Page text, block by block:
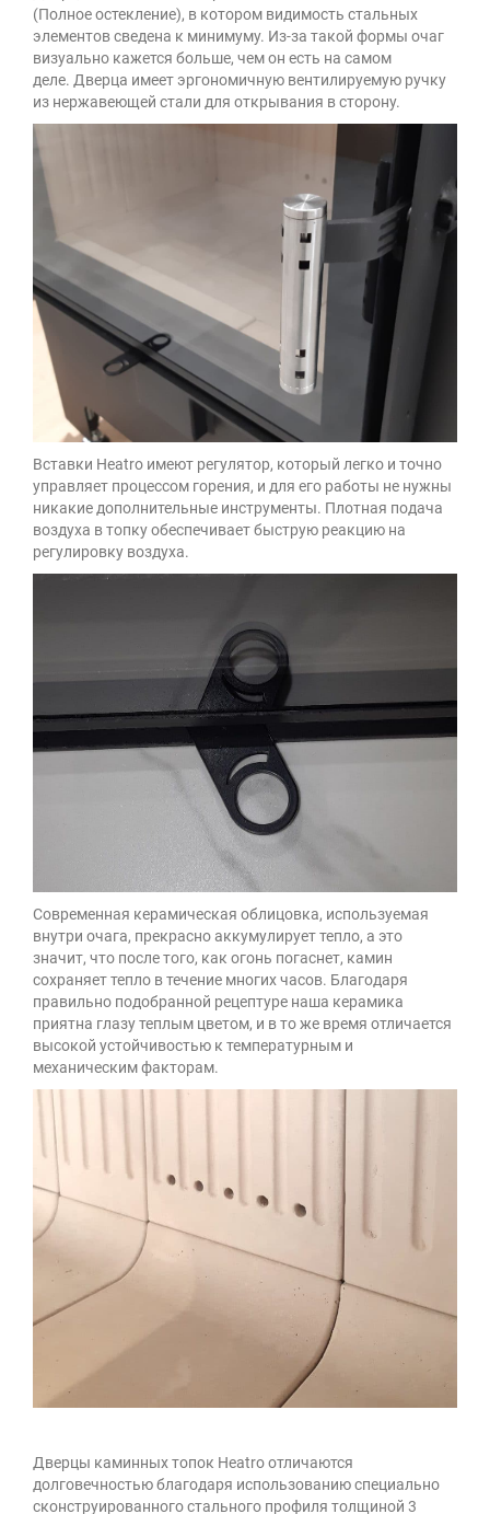
(Полное остекление), в котором видимость стальных
элементов сведена к минимуму. Из-за такой формы очаг
визуально кажется больше, чем он есть на самом
деле. Дверца имеет эргономичную вентилируемую ручку
из нержавеющей стали для открывания в сторону.
Вставки Heatro имеют регулятор, который легко и точно
управляет процессом горения, и для его работы не нужны
никакие дополнительные инструменты. Плотная подача
воздуха в топку обеспечивает быструю реакцию на
регулировку воздуха.
Современная керамическая облицовка, используемая
внутри очага, прекрасно аккумулирует тепло, а это
значит, что после того, как огонь погаснет, камин
сохраняет тепло в течение многих часов. Благодаря
правильно подобранной рецептуре наша керамика
приятна глазу теплым цветом, и в то же время отличается
высокой устойчивостью к температурным и
механическим факторам.
Дверцы каминных топок Heatro отличаются
долговечностью благодаря использованию специально
сконструированного стального профиля толщиной 3